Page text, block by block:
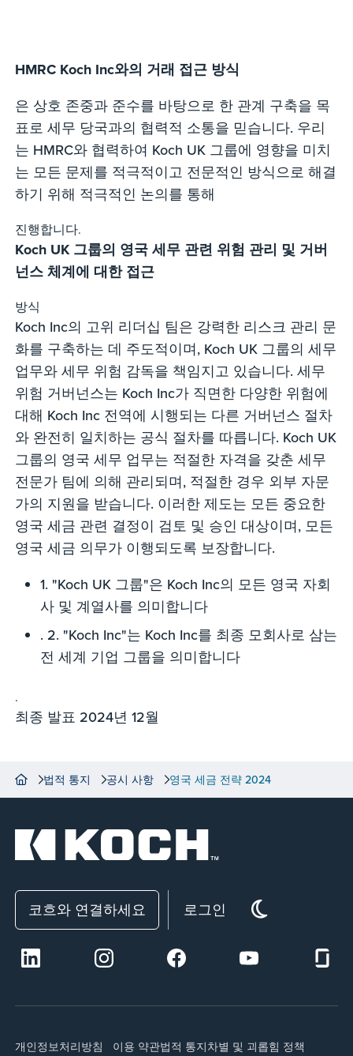
HMRC Koch Inc와의 거래 접근 방식
은 상호 존중과 준수를 바탕으로 한 관계 구축을 목
표로 세무 당국과의 협력적 소통을 믿습니다. 우리
는 HMRC와 협력하여 Koch UK 그룹에 영향을 미치
는 모든 문제를 적극적이고 전문적인 방식으로 해결
하기 위해 적극적인 논의를 통해
진행합니다.
Koch UK 그룹의 영국 세무 관련 위험 관리 및 거버
넌스 체계에 대한 접근
방식
Koch Inc의 고위 리더십 팀은 강력한 리스크 관리 문
화를 구축하는 데 주도적이며, Koch UK 그룹의 세무
업무와 세무 위험 감독을 책임지고 있습니다. 세무
위험 거버넌스는 Koch Inc가 직면한 다양한 위험에
대해 Koch Inc 전역에 시행되는 다른 거버넌스 절차
와 완전히 일치하는 공식 절차를 따릅니다. Koch UK
그룹의 영국 세무 업무는 적절한 자격을 갖춘 세무
전문가 팀에 의해 관리되며, 적절한 경우 외부 자문
가의 지원을 받습니다. 이러한 제도는 모든 중요한
영국 세금 관련 결정이 검토 및 승인 대상이며, 모든
영국 세금 의무가 이행되도록 보장합니다.
1. "Koch UK 그룹"은 Koch Inc의 모든 영국 자회
사 및 계열사를 의미합니다
. 2. "Koch Inc"는 Koch Inc를 최종 모회사로 삼는
전 세계 기업 그룹을 의미합니다
.
최종 발표 2024년 12월
법적 통지 공시 사항 영국 세금 전략 2024
코흐와 연결하세요 로그인
개인정보처리방침 이용 약관법적 통지차별 및 괴롭힘 정책